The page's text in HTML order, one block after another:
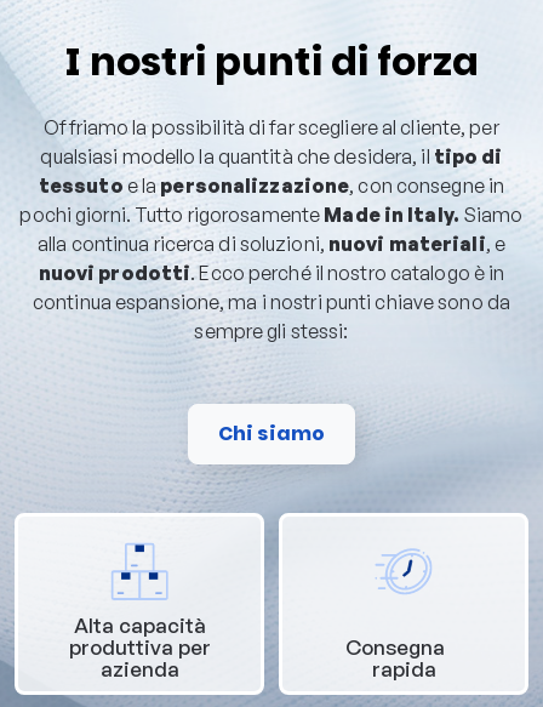
I nostri punti di forza
Offriamo la possibilità di far scegliere al cliente, per
qualsiasi modello la quantità che desidera, iltipo di
tessuto e lapersonalizzazione, con consegne in
pochi giorni. Tutto rigorosamente Made in Italy. Siamo
alla continua ricerca di soluzioni, nuovi materiali, e
nuovi prodotti. Ecco perché il nostro catalogo è in
continua espansione, ma i nostri punti chiave sono da
sempre gli stessi:
Chi siamo
Alta capacità
produttiva per
azienda
Consegna
rapida